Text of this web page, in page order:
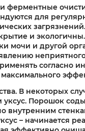
ферментные
для
и
мочи и другой
согласно
. В некоторых
уксус. Порошок соды
внутренним
– начинается